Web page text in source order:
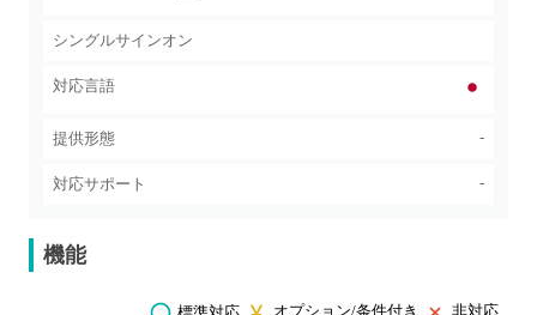
シングルサインオン
対応言語
提供形態 -
対応サポート -
機能
オプション/条件付き 非対応